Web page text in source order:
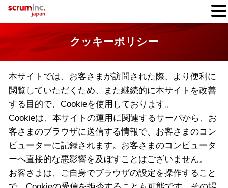
クッキーポリシー
本サイトでは、お客さまが訪問された際、より便利に
閲覧していただくため、また継続的に本サイトを改善
する目的で、Cookieを使用しております。
Cookieは、本サイトの運用に関連するサーバから、お
客さまのブラウザに送信する情報で、お客さまのコン
ピューターに記録されます。お客さまのコンピュータ
ーへ直接的な悪影響を及ぼすことはございません。
お客さまは、ご自身でブラウザの設定を操作すること